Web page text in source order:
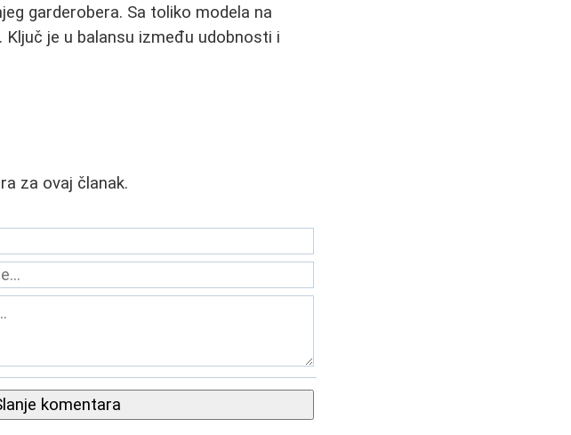
garderobera. Sa toliko modela na
je u balansu između udobnosti i
za ovaj članak.
komentara